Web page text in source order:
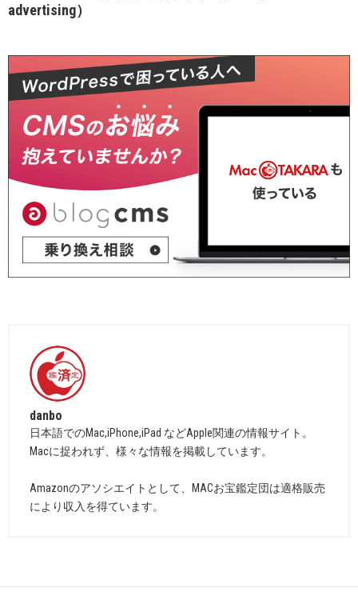
advertising）
danbo
日本語でのMac,iPhone,iPad などApple関連の情報サイト。
Macに捉われず、様々な情報を掲載しています。
Amazonのアソシエイトとして、MACお宝鑑定団は適格販売
により収入を得ています。